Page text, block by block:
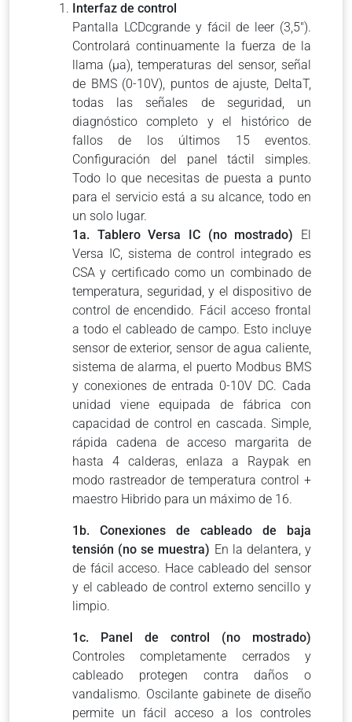
Interfaz de control
Pantalla LCDcgrande y fácil de leer (3,5″).
Controlará continuamente la fuerza de la
llama (μa), temperaturas del sensor, señal
de BMS (0-10V), puntos de ajuste, DeltaT,
todas las señales de seguridad, un
diagnóstico completo y el histórico de
fallos de los últimos 15 eventos.
Configuración del panel táctil simples.
Todo lo que necesitas de puesta a punto
para el servicio está a su alcance, todo en
un solo lugar.
1a. Tablero Versa IC (no mostrado) El
Versa IC, sistema de control integrado es
CSA y certificado como un combinado de
temperatura, seguridad, y el dispositivo de
control de encendido. Fácil acceso frontal
a todo el cableado de campo. Esto incluye
sensor de exterior, sensor de agua caliente,
sistema de alarma, el puerto Modbus BMS
y conexiones de entrada 0-10V DC. Cada
unidad viene equipada de fábrica con
capacidad de control en cascada. Simple,
rápida cadena de acceso margarita de
hasta 4 calderas, enlaza a Raypak en
modo rastreador de temperatura control +
maestro Hibrido para un máximo de 16.
1b. Conexiones de cableado de baja
tensión (no se muestra) En la delantera, y
de fácil acceso. Hace cableado del sensor
y el cableado de control externo sencillo y
limpio.
1c. Panel de control (no mostrado)
Controles completamente cerrados y
cableado protegen contra daños o
vandalismo. Oscilante gabinete de diseño
permite un fácil acceso a los controles